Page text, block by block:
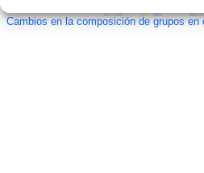
Cambios en la composición de grupos en